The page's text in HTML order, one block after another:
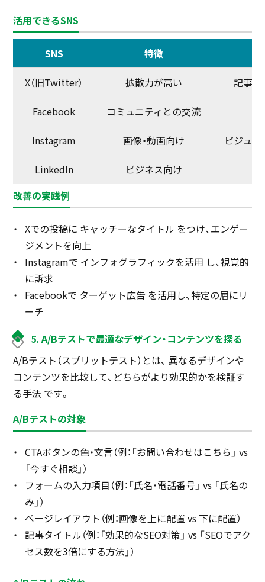
活用できるSNS
SNS 特徴
X（旧Twitter） 拡散力が高い 記事更
Facebook コミュニティとの交流
Instagram 画像・動画向け ビジュ
LinkedIn
ビジネス向け
改善の実践例
Xでの投稿に キャッチーなタイトル をつけ、エンゲー
ジメントを向上
Instagramで インフォグラフィックを活用 し、視覚的
に訴求
Facebookで ターゲット広告 を活用し、特定の層にリ
ーチ
5. A/Bテストで最適なデザイン・コンテンツを探る
A/Bテスト（スプリットテスト）とは、 異なるデザインや
コンテンツを比較して、どちらがより効果的かを検証す
る手法 です。
A/Bテストの対象
CTAボタンの色・文言（例：「お問い合わせはこちら」 vs
「今すぐ相談」）
フォームの入力項目（例：「氏名・電話番号」 vs 「氏名の
み」）
ページレイアウト（例：画像を上に配置 vs 下に配置）
記事タイトル（例：「効果的なSEO対策」 vs 「SEOでアク
セス数を3倍にする方法」）